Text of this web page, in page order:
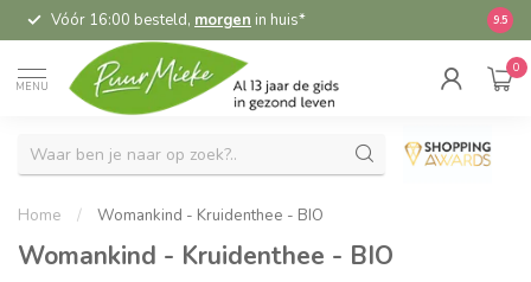
Vóór 16:00 besteld, morgen in huis* 9.5
MENU
0
Home / Womankind - Kruidenthee - BIO
Womankind - Kruidenthee - BIO